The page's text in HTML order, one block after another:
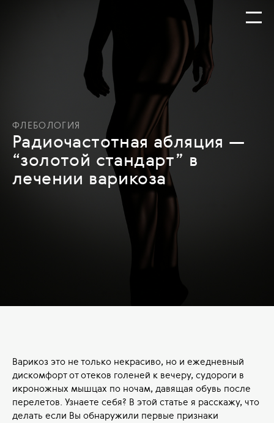
ФЛЕБОЛОГИЯ
Радиочастотная абляция —
“золотой стандарт” в
лечении варикоза
Варикоз это не только некрасиво, но и ежедневный
дискомфорт от отеков голеней к вечеру, судороги в
икроножных мышцах по ночам, давящая обувь после
перелетов. Узнаете себя? В этой статье я расскажу, что
делать если Вы обнаружили первые признаки